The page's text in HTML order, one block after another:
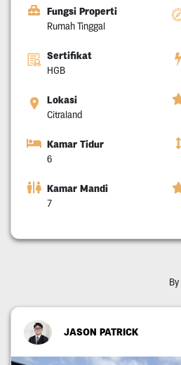
Fungsi Properti
Rumah Tinggal
Sertifikat
HGB
Lokasi
Citraland
Kamar Tidur
6
Kamar Mandi
7
By
JASON PATRICK